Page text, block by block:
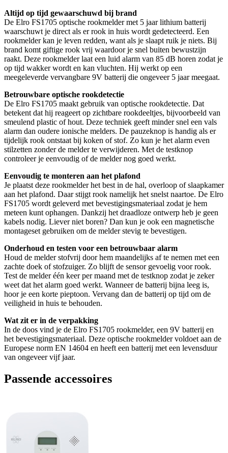
Altijd op tijd gewaarschuwd bij brand
De Elro FS1705 optische rookmelder met 5 jaar lithium batterij
waarschuwt je direct als er rook in huis wordt gedetecteerd. Een
rookmelder kan je leven redden, want als je slaapt ruik je niets. Bij
brand komt giftige rook vrij waardoor je snel buiten bewustzijn
raakt. Deze rookmelder laat een luid alarm van 85 dB horen zodat je
op tijd wakker wordt en kan vluchten. Hij werkt op een
meegeleverde vervangbare 9V batterij die ongeveer 5 jaar meegaat.
Betrouwbare optische rookdetectie
De Elro FS1705 maakt gebruik van optische rookdetectie. Dat
betekent dat hij reageert op zichtbare rookdeeltjes, bijvoorbeeld van
smeulend plastic of hout. Deze techniek geeft minder snel een vals
alarm dan oudere ionische melders. De pauzeknop is handig als er
tijdelijk rook ontstaat bij koken of stof. Zo kun je het alarm even
stilzetten zonder de melder te verwijderen. Met de testknop
controleer je eenvoudig of de melder nog goed werkt.
Eenvoudig te monteren aan het plafond
Je plaatst deze rookmelder het best in de hal, overloop of slaapkamer
aan het plafond. Daar stijgt rook namelijk het snelst naartoe. De Elro
FS1705 wordt geleverd met bevestigingsmateriaal zodat je hem
meteen kunt ophangen. Dankzij het draadloze ontwerp heb je geen
kabels nodig. Liever niet boren? Dan kun je ook een magnetische
montageset gebruiken om de melder stevig te bevestigen.
Onderhoud en testen voor een betrouwbaar alarm
Houd de melder stofvrij door hem maandelijks af te nemen met een
zachte doek of stofzuiger. Zo blijft de sensor gevoelig voor rook.
Test de melder één keer per maand met de testknop zodat je zeker
weet dat het alarm goed werkt. Wanneer de batterij bijna leeg is,
hoor je een korte pieptoon. Vervang dan de batterij op tijd om de
veiligheid in huis te behouden.
Wat zit er in de verpakking
In de doos vind je de Elro FS1705 rookmelder, een 9V batterij en
het bevestigingsmateriaal. Deze optische rookmelder voldoet aan de
Europese norm EN 14604 en heeft een batterij met een levensduur
van ongeveer vijf jaar.
Passende accessoires